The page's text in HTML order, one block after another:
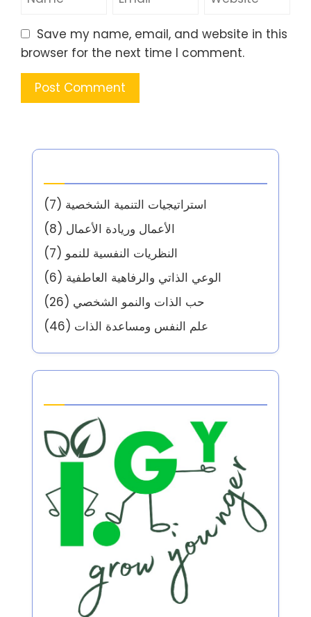
Save my name, email, and website in this
browser for the next time I comment.
استراتيجيات التنمية الشخصية (7)
الأعمال وريادة الأعمال (8)
النظريات النفسية للنمو (7)
الوعي الذاتي والرفاهية العاطفية (6)
حب الذات والنمو الشخصي (26)
علم النفس ومساعدة الذات (46)